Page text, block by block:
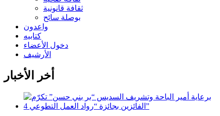
ثقافة قانونية
بوصلة سائح
واعدون
كتابيه
دخول الأعضاء
الأرشيف
أخر الأخبار